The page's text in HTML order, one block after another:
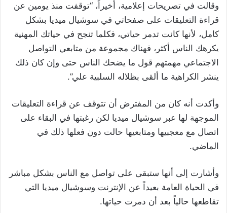
وقالت في تصريحات إعلامية، أخيراً، “توقفت منذ يومين عن
قراءة التعليقات على صفحاتي في سوشيال ميديا بشكل
كامل، لأنها كانت تدمر حياتي، فكلما تنجح في حياتك المهنية
يكرهك الناس أكثر، فهناك مجموعة من متابعي التواصل
الاجتماعي مهمتهم قول ما يضحك الناس حتى وإن كان ذلك
ينشر الكراهية ما ألقى بظلاله السلبية علي”.
وأكدت أنه كان من المفترض أن تتوقف عن قراءة التعليقات
الموجهة لها عبر سوشيال ميديا لكن رغبتها في البقاء على
اتصال مع معجبيها ومتابعيها حالت دون فعلها ذلك في
الماضي.
وأشارت إلى أنها ستبقى على تواصل مع الناس بشكل مباشر
في الحياة العامة بعيداً عن الإنترنت وسوشيال ميديا التي
تقاطعها حالياً بعد أن دمرت حياتها.